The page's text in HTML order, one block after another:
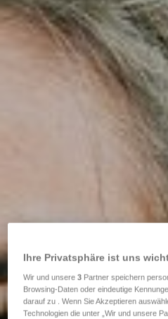
Ihre Privatsphäre ist uns
Wir und unsere3 Partner speichern
Browsing-Daten oder eindeutige
darauf zu . Wenn Sie Akzeptieren
Technologien die unter „Wir und unsere